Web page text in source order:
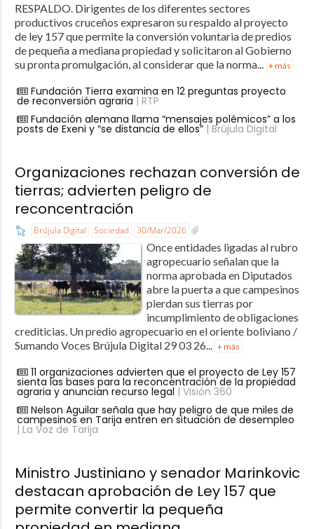
RESPALDO. Dirigentes de los diferentes sectores
productivos cruceños expresaron su respaldo al proyecto
de ley 157 que permite la conversión voluntaria de predios
de pequeña a mediana propiedad y solicitaron al Gobierno
su pronta promulgación, al considerar que la norma... + más
Fundación Tierra examina en 12 preguntas proyecto
de reconversión agraria | RTP
Fundación alemana llama “mensajes polémicos” a los
posts de Exeni y “se distancia de ellos”| Brújula Digital
Organizaciones rechazan conversión de
tierras; advierten peligro de
reconcentración
Brújula Digital Sociedad 30/Mar/2026
Once entidades ligadas al rubro
agropecuario señalan que la
norma aprobada en Diputados
abre la puerta a que campesinos
pierdan sus tierras por
incumplimiento de obligaciones
crediticias. Un predio agropecuario en el oriente boliviano /
Sumando Voces Brújula Digital 29 03 26...
+ más
11 organizaciones advierten que el proyecto de Ley 157
sienta las bases para la reconcentración de la propiedad
agraria y anuncian recurso legal | Visión 360
Nelson Aguilar señala que hay peligro de que miles de
campesinos en Tarija entren en situación de desempleo
| La Voz de Tarija
Ministro Justiniano y senador Marinkovic
destacan aprobación de Ley 157 que
permite convertir la pequeña